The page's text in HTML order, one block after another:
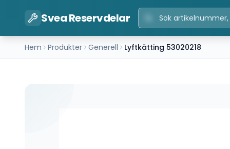
Svea Reservdelar
Hem Produkter Generell Lyftkätting 53020218